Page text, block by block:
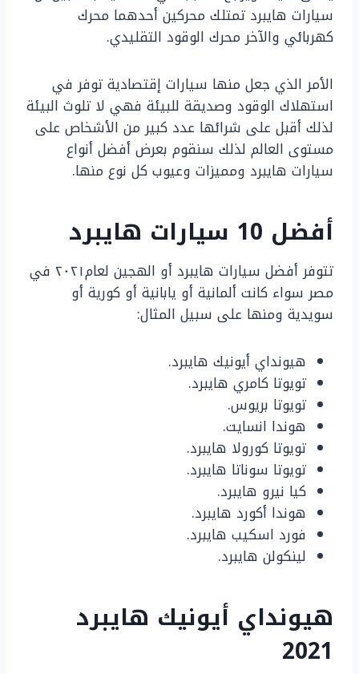
سيارات هايبرد تمتلك محركين أحدهما محرك
كهربائي والآخر محرك الوقود التقليدي.
الأمر الذي جعل منها سيارات إقتصادية توفر في
استهلاك الوقود وصديقة للبيئة فهي لا تلوث البيئة
لذلك أقبل على شرائها عدد كبير من الأشخاص على
مستوى العالم لذلك سنقوم بعرض أفضل أنواع
سيارات هايبرد ومميزات وعيوب كل نوع منها.
أفضل 10 سيارات هايبرد
تتوفر أفضل سيارات هايبرد أو الهجين لعام٢٠٢١ في
مصر سواء كانت ألمانية أو يابانية أو كورية أو
سويدية ومنها على سبيل المثال:
هيونداي أيونيك هايبرد.
تويوتا كامري هايبرد.
تويوتا بريوس.
هوندا انسايت.
تويوتا كورولا هايبرد.
تويوتا سوناتا هايبرد.
كيا نيرو هايبرد.
هوندا أكورد هايبرد.
فورد اسكيب هايبرد.
لينكولن هايبرد.
هيونداي أيونيك هايبرد
2021